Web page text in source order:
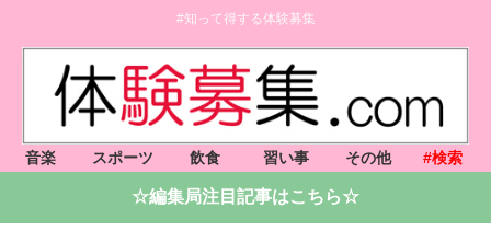
#知って得する体験募集
音楽 スポーツ 飲食 習い事 その他 #検索
☆編集局注目記事はこちら☆